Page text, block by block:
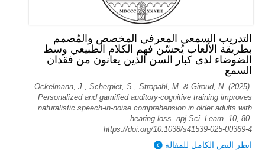
التدريب السمعي المعرفي المخصص والمُصمم
بطريقة الألعاب يُحسّن فهم الكلام الطبيعي وسط
الضوضاء لدى كبار السن الذين يعانون من فقدان
السمع
Ockelmann, J., Scherpiet, S., Stropahl, M. & Giroud, N. (2025).
Personalized and gamified auditory-cognitive training improves
naturalistic speech-in-noise comprehension in older adults with
hearing loss. npj Sci. Learn. 10, 80.
https://doi.org/10.1038/s41539-025-00369-4
انظر النص الكامل للمقالة